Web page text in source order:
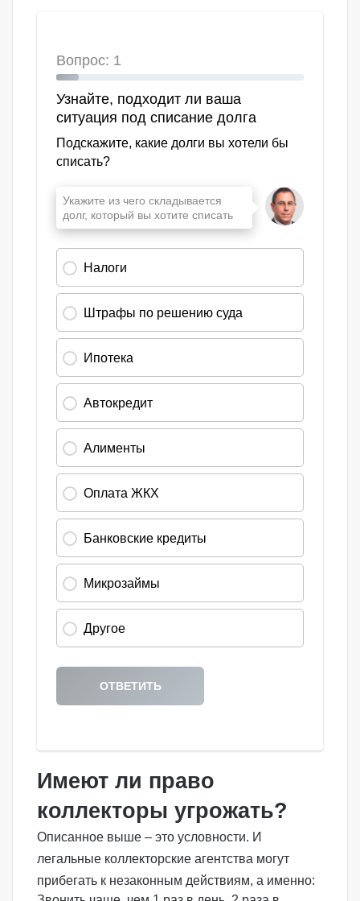
Имеют ли право
коллекторы угрожать?
Описанное выше – это условности. И
легальные коллекторские агентства могут
прибегать к незаконным действиям, а именно: